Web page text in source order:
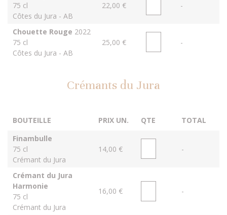
75 cl
Côtes du Jura - AB
22,00 € -
Chouette Rouge 2022
75 cl
Côtes du Jura - AB
25,00 € -
Crémants du Jura
BOUTEILLE PRIX UN. QTE
TOTAL
Finambulle
75 cl
Crémant du Jura
14,00 € -
Crémant du Jura
Harmonie
75 cl
Crémant du Jura
16,00 € -